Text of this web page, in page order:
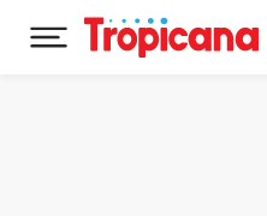
Desplegar menú principal